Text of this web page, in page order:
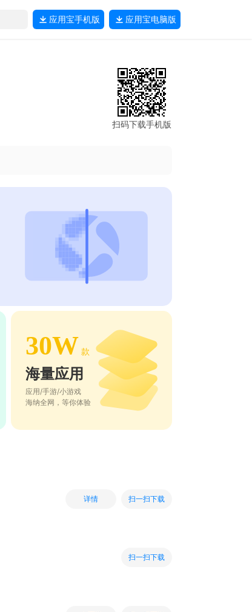
应用宝手机版 应用宝电脑版
扫码下载手机版
30W 款
海量应用
应用/手游/小游戏
海纳全网，等你体验
详情 扫一扫下载
扫一扫下载